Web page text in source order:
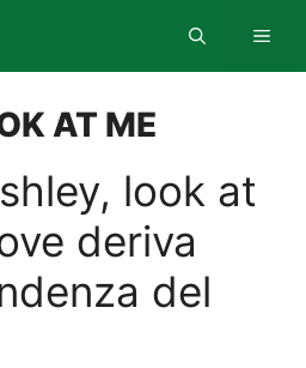
AT ME
look at
deriva
del